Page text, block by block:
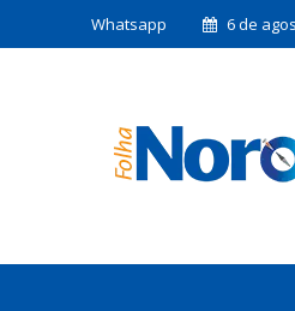
Whatsapp 6 de